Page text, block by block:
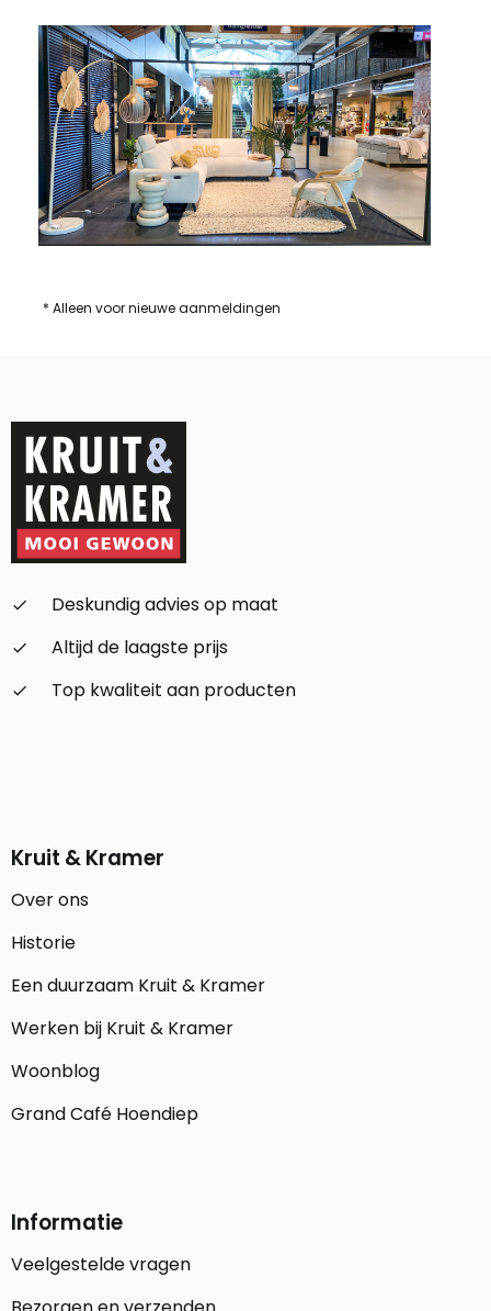
* Alleen voor nieuwe aanmeldingen
check_small
Deskundig advies op maat
check_small
Altijd de laagste prijs
check_small
Top kwaliteit aan producten
Kruit & Kramer
Over ons
Historie
Een duurzaam Kruit & Kramer
Werken bij Kruit & Kramer
Woonblog
Grand Café Hoendiep
Informatie
Veelgestelde vragen